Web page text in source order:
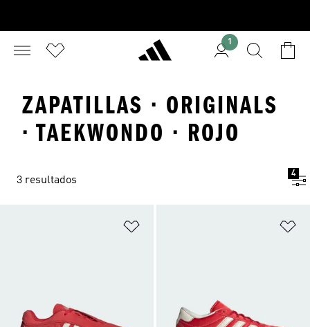
1
ZAPATILLAS · ORIGINALS
· TAEKWONDO · ROJO
3 resultados
4